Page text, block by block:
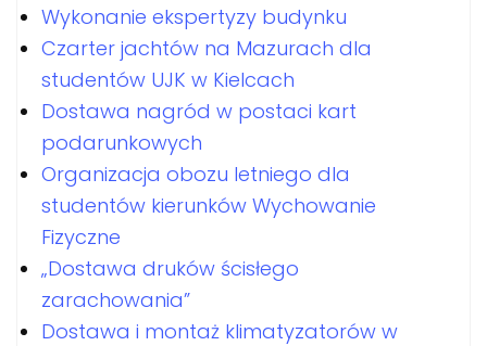
Wykonanie ekspertyzy budynku
Czarter jachtów na Mazurach dla
studentów UJK w Kielcach
Dostawa nagród w postaci kart
podarunkowych
Organizacja obozu letniego dla
studentów kierunków Wychowanie
Fizyczne
„Dostawa druków ścisłego
zarachowania”
Dostawa i montaż klimatyzatorów w